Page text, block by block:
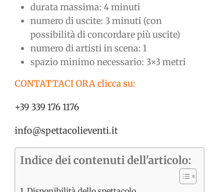
durata massima: 4 minuti
numero di uscite: 3 minuti (con
possibilità di concordare più uscite)
numero di artisti in scena: 1
spazio minimo necessario: 3×3 metri
CONTATTACI ORA clicca su:
+39 339 176 1176
info@spettacolieventi.it
Indice dei contenuti dell'articolo: